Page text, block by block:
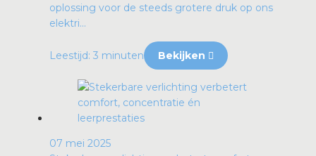
oplossing voor de steeds grotere druk op ons
elektri...
Leestijd: 3 minuten Bekijken
07 mei 2025